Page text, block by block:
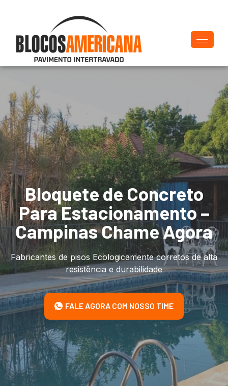
Bloquete de Concreto
Para Estacionamento –
Campinas Chame Agora
Fabricantes de pisos Ecologicamente corretos de alta
resistência e durabilidade
FALE AGORA COM NOSSO TIME